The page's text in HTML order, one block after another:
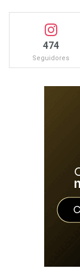
474
Seguidores